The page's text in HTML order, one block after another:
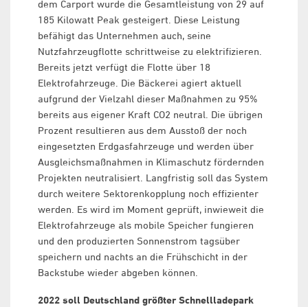
dem Carport wurde die Gesamtleistung von 29 auf
185 Kilowatt Peak gesteigert. Diese Leistung
befähigt das Unternehmen auch, seine
Nutzfahrzeugflotte schrittweise zu elektrifizieren.
Bereits jetzt verfügt die Flotte über 18
Elektrofahrzeuge. Die Bäckerei agiert aktuell
aufgrund der Vielzahl dieser Maßnahmen zu 95%
bereits aus eigener Kraft CO2 neutral. Die übrigen
Prozent resultieren aus dem Ausstoß der noch
eingesetzten Erdgasfahrzeuge und werden über
Ausgleichsmaßnahmen in Klimaschutz fördernden
Projekten neutralisiert. Langfristig soll das System
durch weitere Sektorenkopplung noch effizienter
werden. Es wird im Moment geprüft, inwieweit die
Elektrofahrzeuge als mobile Speicher fungieren
und den produzierten Sonnenstrom tagsüber
speichern und nachts an die Frühschicht in der
Backstube wieder abgeben können.
2022 soll Deutschland größter Schnellladepark